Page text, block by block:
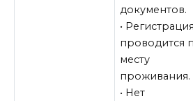
документов.
• Регистрация
проводится
месту
проживания.
• Нет